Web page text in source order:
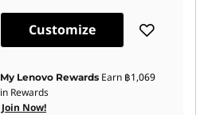
Customize
My Lenovo Rewards Earn ฿1,069
in Rewards
Join Now!